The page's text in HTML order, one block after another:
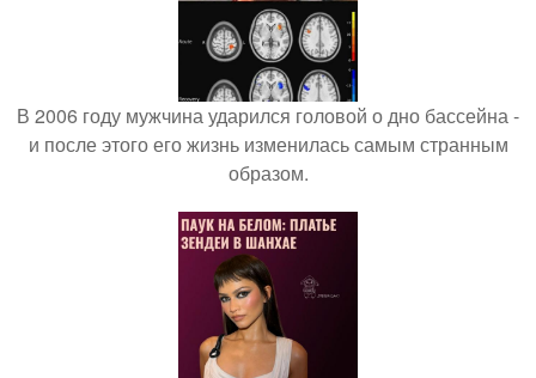
В 2006 году мужчина ударился головой о дно бассейна -
и после этого его жизнь изменилась самым странным
образом.